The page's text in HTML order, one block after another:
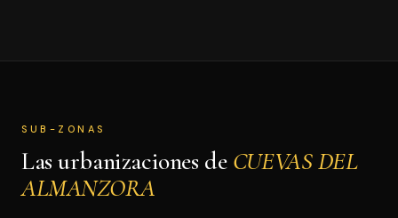
SUB-ZONAS
Las urbanizaciones de CUEVAS DEL
ALMANZORA